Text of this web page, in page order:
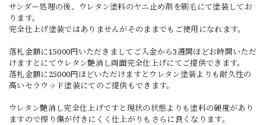
サンダー処理の後、ウレタン塗料のヤニ止め剤を刷毛にて塗装してお
ります。
完全仕上げ塗装ではありませんがそのままでもご使用になれます。
落札金額に15000円いただきましてご入金から3週間ほどお時間いただ
けますとにてウレタン艶消し両面完全仕上げにてご提供できます。
落札金額に25000円ほどいただけますとウレタン塗装よりも耐久性の
高いセラウッド塗装にてのご提供もできます。
ウレタン艶消し完全仕上げですと現状の状態よりも塗料の硬度があり
ますので擦り傷が付きにくく仕上がりもさらに良くなります。